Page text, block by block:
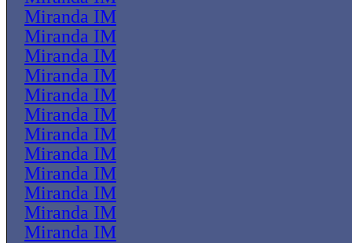
Miranda IM
Miranda IM
Miranda IM
Miranda IM
Miranda IM
Miranda IM
Miranda IM
Miranda IM
Miranda IM
Miranda IM
Miranda IM
Miranda IM